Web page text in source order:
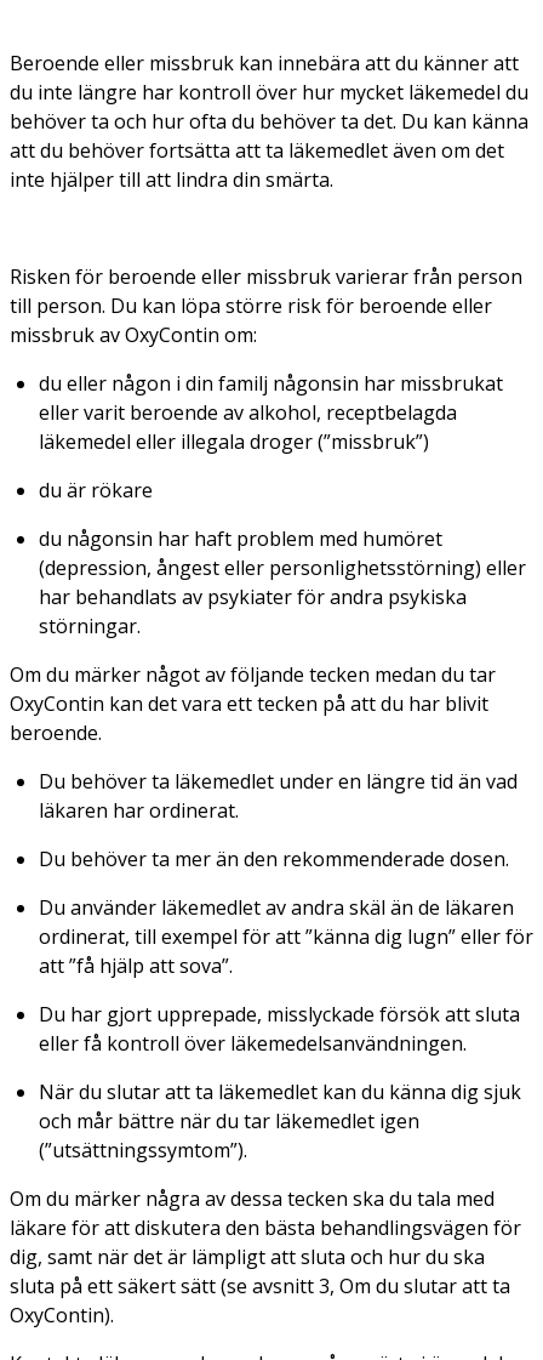
Beroende eller missbruk kan innebära att du känner att
du inte längre har kontroll över hur mycket läkemedel du
behöver ta och hur ofta du behöver ta det. Du kan känna
att du behöver fortsätta att ta läkemedlet även om det
inte hjälper till att lindra din smärta.
Risken för beroende eller missbruk varierar från person
till person. Du kan löpa större risk för beroende eller
missbruk av OxyContin om:
du eller någon i din familj någonsin har missbrukat
eller varit beroende av alkohol, receptbelagda
läkemedel eller illegala droger (”missbruk”)
du är rökare
du någonsin har haft problem med humöret
(depression, ångest eller personlighetsstörning) eller
har behandlats av psykiater för andra psykiska
störningar.
Om du märker något av följande tecken medan du tar
OxyContin kan det vara ett tecken på att du har blivit
beroende.
Du behöver ta läkemedlet under en längre tid än vad
läkaren har ordinerat.
Du behöver ta mer än den rekommenderade dosen.
Du använder läkemedlet av andra skäl än de läkaren
ordinerat, till exempel för att ”känna dig lugn” eller för
att ”få hjälp att sova”.
Du har gjort upprepade, misslyckade försök att sluta
eller få kontroll över läkemedelsanvändningen.
När du slutar att ta läkemedlet kan du känna dig sjuk
och mår bättre när du tar läkemedlet igen
(”utsättningssymtom”).
Om du märker några av dessa tecken ska du tala med
läkare för att diskutera den bästa behandlingsvägen för
dig, samt när det är lämpligt att sluta och hur du ska
sluta på ett säkert sätt (se avsnitt 3, Om du slutar att ta
OxyContin).